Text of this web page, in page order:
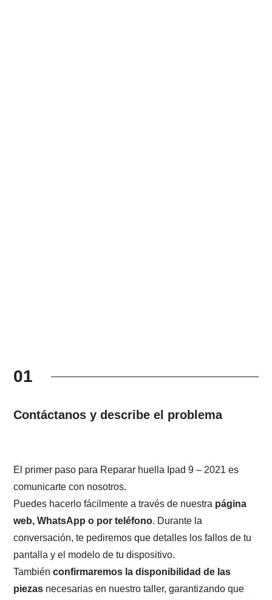
01
Contáctanos y describe el problema
El primer paso para Reparar huella Ipad 9 – 2021 es
comunicarte con nosotros.
Puedes hacerlo fácilmente a través de nuestra página
web, WhatsApp o por teléfono. Durante la
conversación, te pediremos que detalles los fallos de tu
pantalla y el modelo de tu dispositivo.
Tambiénconfirmaremos la disponibilidad de las
piezas necesarias en nuestro taller, garantizando que